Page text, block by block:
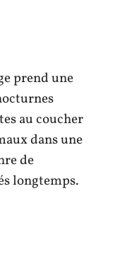
prend une
au coucher
dans une
de
longtemps.